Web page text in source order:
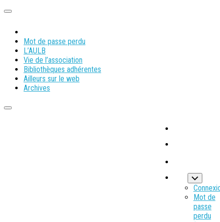
Mot de passe perdu
L’AULB
Vie de l’association
Bibliothèques adhérentes
Ailleurs sur le web
Archives
Mot de
passe
perdu